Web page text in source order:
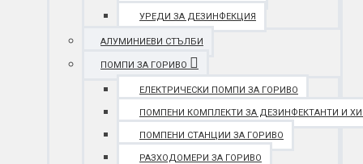
УРЕДИ ЗА ДЕЗИНФЕКЦИЯ
АЛУМИНИЕВИ СТЪЛБИ
ПОМПИ ЗА ГОРИВО
ЕЛЕКТРИЧЕСКИ ПОМПИ ЗА ГОРИВО
ПОМПЕНИ КОМПЛЕКТИ ЗА ДЕЗИНФЕКТАНТИ И
ПОМПЕНИ СТАНЦИИ ЗА ГОРИВО
РАЗХОДОМЕРИ ЗА ГОРИВО